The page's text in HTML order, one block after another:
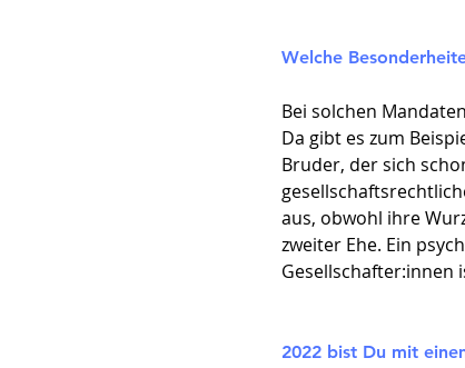
Welche
Bei solchen
Da gibt es zum
Bruder, der sich
aus, obwohl ihre
zweiter Ehe. Ein
Gesellschafter:innen
2022 bist Du mit